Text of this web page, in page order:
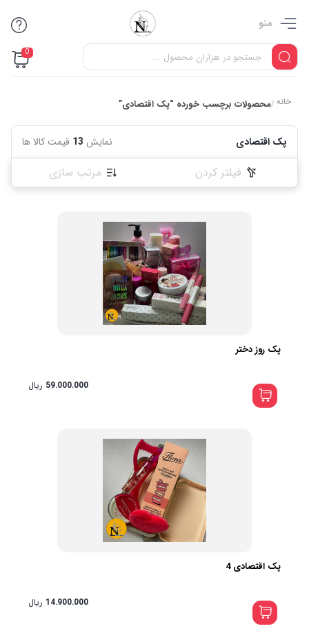
منو
0
خانه /محصولات برچسب خورده “پک اقتصادی”
پک اقتصادی نمایش 13 قیمت کالا ها
فیلتر کردن مرتب سازی
پک روز دختر
59.000.000 ریال
پک اقتصادی 4
14.900.000 ریال